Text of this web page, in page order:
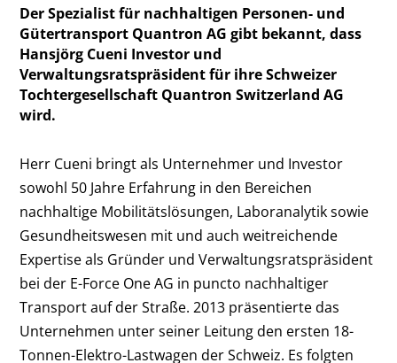
Der Spezialist für nachhaltigen Personen- und
Gütertransport Quantron AG gibt bekannt, dass
Hansjörg Cueni Investor und
Verwaltungsratspräsident für ihre Schweizer
Tochtergesellschaft Quantron Switzerland AG
wird.
Herr Cueni bringt als Unternehmer und Investor
sowohl 50 Jahre Erfahrung in den Bereichen
nachhaltige Mobilitätslösungen, Laboranalytik sowie
Gesundheitswesen mit und auch weitreichende
Expertise als Gründer und Verwaltungsratspräsident
bei der E-Force One AG in puncto nachhaltiger
Transport auf der Straße. 2013 präsentierte das
Unternehmen unter seiner Leitung den ersten 18-
Tonnen-Elektro-Lastwagen der Schweiz. Es folgten